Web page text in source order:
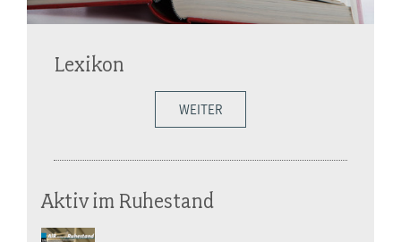
Lexikon
WEITER
Aktiv im Ruhestand